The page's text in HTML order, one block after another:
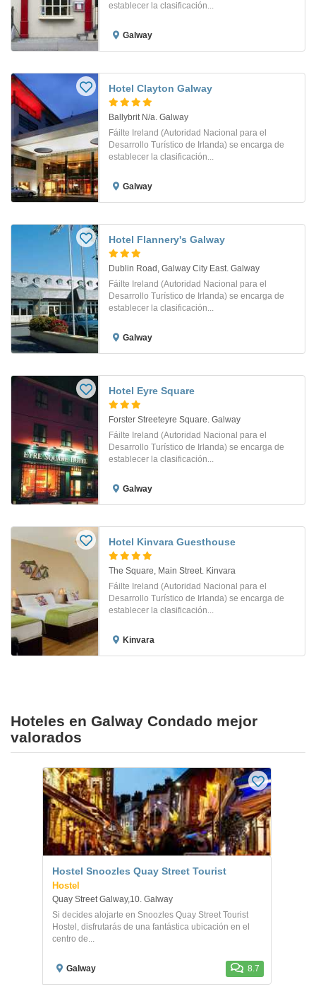
establecer la clasificación...
Galway
Hotel Clayton Galway
Ballybrit N/a. Galway
Fáilte Ireland (Autoridad Nacional para el
Desarrollo Turístico de Irlanda) se encarga de
establecer la clasificación...
Galway
Hotel Flannery's Galway
Dublin Road, Galway City East. Galway
Fáilte Ireland (Autoridad Nacional para el
Desarrollo Turístico de Irlanda) se encarga de
establecer la clasificación...
Galway
Hotel Eyre Square
Forster Streeteyre Square. Galway
Fáilte Ireland (Autoridad Nacional para el
Desarrollo Turístico de Irlanda) se encarga de
establecer la clasificación...
Galway
Hotel Kinvara Guesthouse
The Square, Main Street. Kinvara
Fáilte Ireland (Autoridad Nacional para el
Desarrollo Turístico de Irlanda) se encarga de
establecer la clasificación...
Kinvara
Hoteles en Galway Condado mejor
valorados
Hostel Snoozles Quay Street Tourist
Hostel
Quay Street Galway,10. Galway
Si decides alojarte en Snoozles Quay Street Tourist
Hostel, disfrutarás de una fantástica ubicación en el
centro de...
Galway 8.7